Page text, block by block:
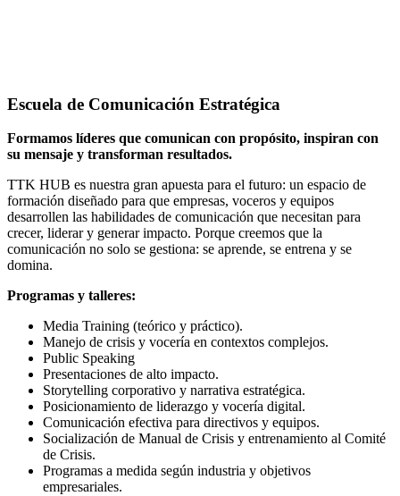
Escuela de Comunicación Estratégica
Formamos líderes que comunican con propósito, inspiran con
su mensaje y transforman resultados.
TTK HUB es nuestra gran apuesta para el futuro: un espacio de
formación diseñado para que empresas, voceros y equipos
desarrollen las habilidades de comunicación que necesitan para
crecer, liderar y generar impacto. Porque creemos que la
comunicación no solo se gestiona: se aprende, se entrena y se
domina.
Programas y talleres:
Media Training (teórico y práctico).
Manejo de crisis y vocería en contextos complejos.
Public Speaking
Presentaciones de alto impacto.
Storytelling corporativo y narrativa estratégica.
Posicionamiento de liderazgo y vocería digital.
Comunicación efectiva para directivos y equipos.
Socialización de Manual de Crisis y entrenamiento al Comité
de Crisis.
Programas a medida según industria y objetivos
empresariales.